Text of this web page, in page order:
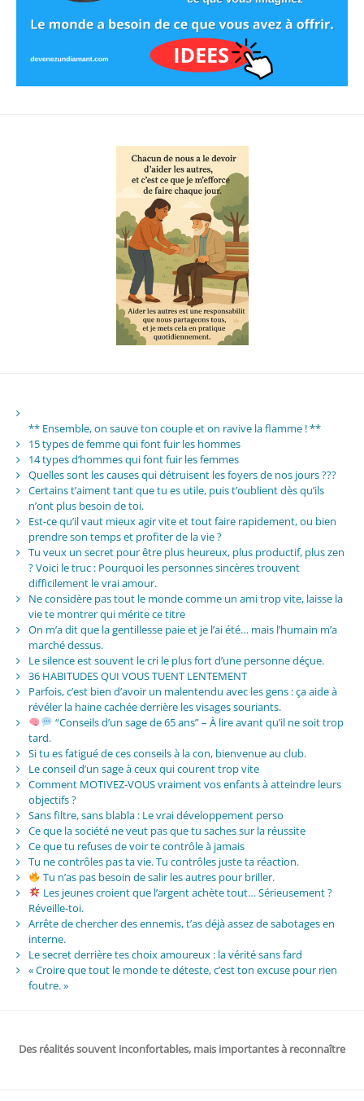
** Ensemble, on sauve ton couple et on ravive la flamme ! **
15 types de femme qui font fuir les hommes
14 types d’hommes qui font fuir les femmes
Quelles sont les causes qui détruisent les foyers de nos jours ???
Certains t’aiment tant que tu es utile, puis t’oublient dès qu’ils
n’ont plus besoin de toi.
Est-ce qu’il vaut mieux agir vite et tout faire rapidement, ou bien
prendre son temps et profiter de la vie ?
Tu veux un secret pour être plus heureux, plus productif, plus zen
? Voici le truc : Pourquoi les personnes sincères trouvent
difficilement le vrai amour.
Ne considère pas tout le monde comme un ami trop vite, laisse la
vie te montrer qui mérite ce titre
On m’a dit que la gentillesse paie et je l’ai été… mais l’humain m’a
marché dessus.
Le silence est souvent le cri le plus fort d’une personne déçue.
36 HABITUDES QUI VOUS TUENT LENTEMENT
Parfois, c’est bien d’avoir un malentendu avec les gens : ça aide à
révéler la haine cachée derrière les visages souriants.
“Conseils d’un sage de 65 ans” – À lire avant qu’il ne soit trop
tard.
Si tu es fatigué de ces conseils à la con, bienvenue au club.
Le conseil d’un sage à ceux qui courent trop vite
Comment MOTIVEZ-VOUS vraiment vos enfants à atteindre leurs
objectifs ?
Sans filtre, sans blabla : Le vrai développement perso
Ce que la société ne veut pas que tu saches sur la réussite
Ce que tu refuses de voir te contrôle à jamais
Tu ne contrôles pas ta vie. Tu contrôles juste ta réaction.
Tu n’as pas besoin de salir les autres pour briller.
Les jeunes croient que l’argent achète tout… Sérieusement ?
Réveille-toi.
Arrête de chercher des ennemis, t’as déjà assez de sabotages en
interne.
Le secret derrière tes choix amoureux : la vérité sans fard
« Croire que tout le monde te déteste, c’est ton excuse pour rien
foutre. »
Des réalités souvent inconfortables, mais importantes à reconnaître